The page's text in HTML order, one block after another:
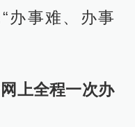
办事难、办事
上全程一次办